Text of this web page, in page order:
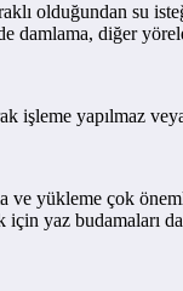
olduğundan su
damlama, diğer
yapılmaz
ve yükleme çok
yaz budamaları